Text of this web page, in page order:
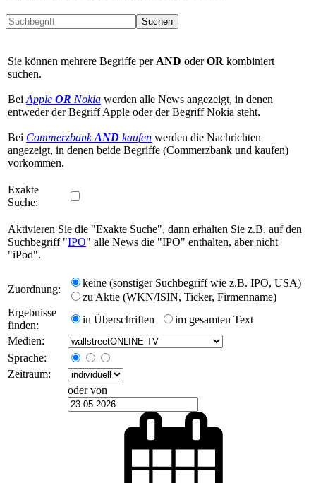
Suchen
Sie können mehrere Begriffe per AND oderOR kombiniert
suchen.
Bei Apple OR Nokia werden alle News angezeigt, in denen
entweder der Begriff Apple oder der Begriff Nokia steht.
Bei CommerzbankAND kaufen werden die Nachrichten
angezeigt, in denen beide Begriffe (Commerzbank und kaufen)
vorkommen.
Exakte
Suche:
Aktivieren Sie die "Exakte Suche", dann erhalten Sie z.B. auf den
Suchbegriff "IPO" alle News die "IPO" enthalten, aber nicht
"iPod".
Zuordnung:
keine (sonstiger Suchbegriff wie z.B. IPO, USA)
zu Aktie (WKN/ISIN, Ticker, Firmenname)
Ergebnisse
finden:
in Überschriften
im gesamten Text
Medien:
Sprache:
Zeitraum:
oder von